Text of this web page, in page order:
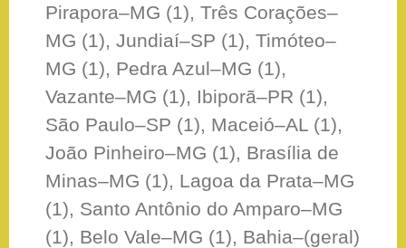
Pirapora–MG (1), Três Corações–
MG (1), Jundiaí–SP (1), Timóteo–
MG (1), Pedra Azul–MG (1),
Vazante–MG (1), Ibiporã–PR (1),
São Paulo–SP (1), Maceió–AL (1),
João Pinheiro–MG (1), Brasília de
Minas–MG (1), Lagoa da Prata–MG
(1), Santo Antônio do Amparo–MG
(1), Belo Vale–MG (1), Bahia–(geral)